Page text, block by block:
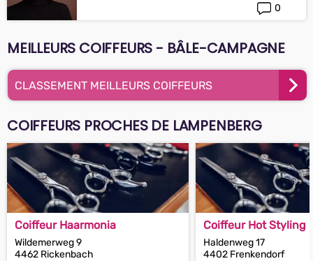
0
MEILLEURS COIFFEURS - BÂLE-CAMPAGNE
CLASSEMENT MEILLEURS COIFFEURS
COIFFEURS PROCHES DE LAMPENBERG
Coiffeur Haarmonia
Wildemerweg 9
4462 Rickenbach
Coiffeur Hot Styling
Haldenweg 17
4402 Frenkendorf